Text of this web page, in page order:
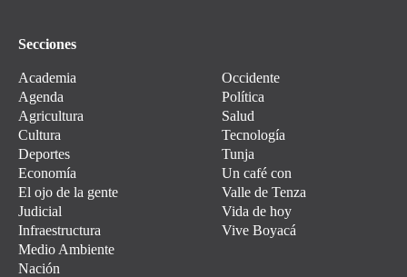
Secciones
Academia
Agenda
Agricultura
Cultura
Deportes
Economía
El ojo de la gente
Judicial
Infraestructura
Medio Ambiente
Nación
Occidente
Política
Salud
Tecnología
Tunja
Un café con
Valle de Tenza
Vida de hoy
Vive Boyacá